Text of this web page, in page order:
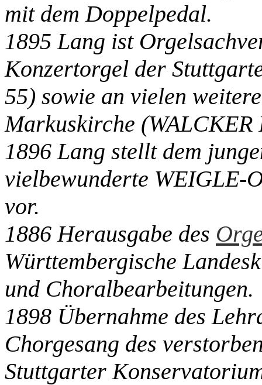
mit dem Doppelpedal.
1895 Lang ist
Konzertorgel der
55) sowie an vielen
Markuskirche
1896 Lang stellt dem
vielbewunderte WEIGLE-
vor.
1886 Herausgabe des
Württembergische
und Choralbearbeitungen.
1898 Übernahme des
Chorgesang des
Stuttgarter